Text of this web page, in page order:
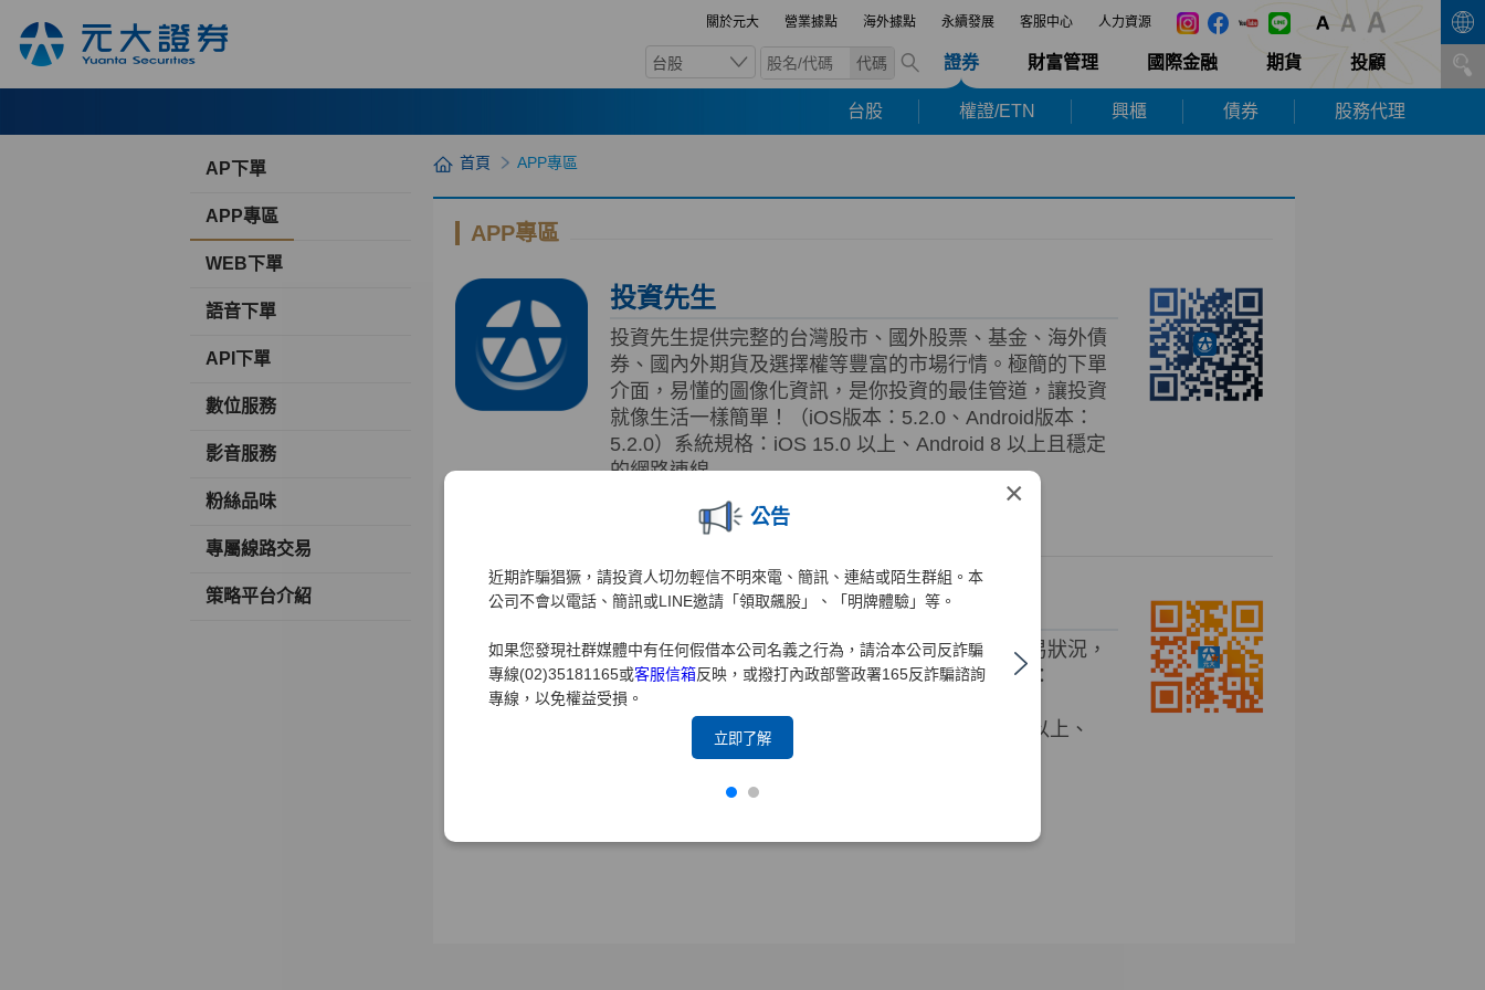
關於元大 營業據點 海外據點 永續發展 客服中心 人力資源
台股 代碼 證券 財富管理 國際金融 期貨 投顧
台股 權證/ETN 興櫃 債券 股務代理
×
公告
近期詐騙猖獗，請投資人切勿輕信不明來電、簡訊、連結或陌生群組。本
公司不會以電話、簡訊或LINE邀請「領取飆股」、「明牌體驗」等。
如果您發現社群媒體中有任何假借本公司名義之行為，請洽本公司反詐騙
專線(02)35181165或客服信箱反映，或撥打內政部警政署165反詐騙諮詢
專線，以免權益受損。
立即了解
AP下單
APP專區
WEB下單
語音下單
API下單
數位服務
影音服務
粉絲品味
專屬線路交易
策略平台介紹
首頁 APP專區
APP專區
投資先生
投資先生提供完整的台灣股市、國外股票、基金、海外債
券、國內外期貨及選擇權等豐富的市場行情。極簡的下單
介面，易懂的圖像化資訊，是你投資的最佳管道，讓投資
就像生活一樣簡單！（iOS版本：5.2.0、Android版本：
5.2.0）系統規格：iOS 15.0 以上、Android 8 以上且穩定
的網路連線
行動精靈
簡易上手交易APP，專屬帳務系統，有效掌握交易狀況，
運用資金更靈活！（版本IOS：2.2.9.2、Android：
7.35.2.1390.15.2.1023.13、Android pad：
3.35.3.216.10.2.510.16.R1）系統規格：iOS 11 以上、
Android 5 以上且穩定的網路連線